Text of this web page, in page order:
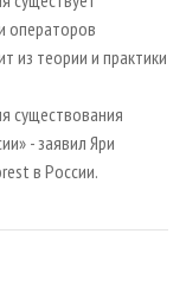
операторов
из теории и практики
существования
- заявил Яри
в России.